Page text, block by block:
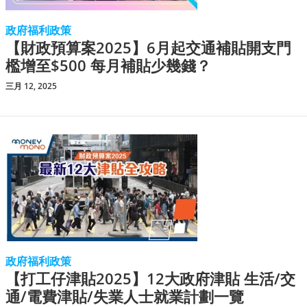
政府福利政策
【財政預算案2025】6月起交通補貼開支門
檻增至$500 每月補貼少幾錢？
三月 12, 2025
政府福利政策
【打工仔津貼2025】12大政府津貼 生活/交
通/電費津貼/失業人士就業計劃一覽